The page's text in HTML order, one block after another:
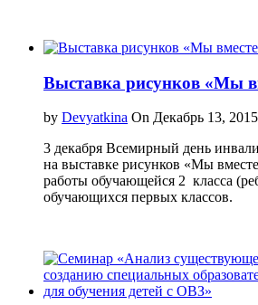
Выставка рисунков «Мы
by Devyatkina On Декабрь 13, 2015
3 декабря Всемирный день
на выставке рисунков «Мы
работы обучающейся 2 класса
обучающихся первых классов.